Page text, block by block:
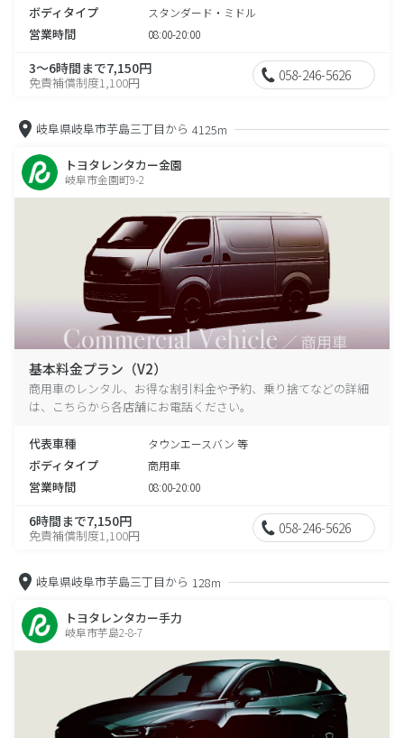
ボディタイプ スタンダード・ミドル
営業時間 08:00-20:00
3～6時間まで7,150円
免責補償制度1,100円 058-246-5626
岐阜県岐阜市芋島三丁目から 4125m
トヨタレンタカー金園
岐阜市金園町9-2
基本料金プラン（V2）
商用車のレンタル、お得な割引料金や予約、乗り捨てなどの詳細
は、こちらから各店舗にお電話ください。
代表車種 タウンエースバン 等
ボディタイプ 商用車
営業時間 08:00-20:00
6時間まで7,150円
免責補償制度1,100円 058-246-5626
岐阜県岐阜市芋島三丁目から 128m
トヨタレンタカー手力
岐阜市芋島2-8-7